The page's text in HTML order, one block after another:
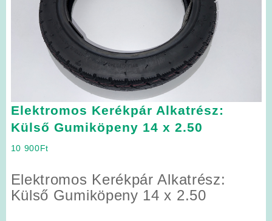
Elektromos Kerékpár Alkatrész:
Külső Gumiköpeny 14 x 2.50
10 900Ft
Elektromos Kerékpár Alkatrész:
Külső Gumiköpeny 14 x 2.50